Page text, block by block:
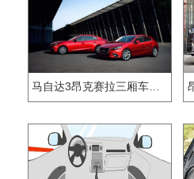
马自达3昂克赛拉三厢车型怎么样